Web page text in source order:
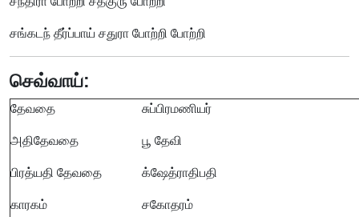
சங்கடந் தீர்ப்பாய் சதுரா போற்றி போற்றி
செவ்வாய்:
தேவதை சுப்பிரமணியர்
அதிதேவதை பூ தேவி
பிரத்யதி தேவதை க்ஷேத்ராதிபதி
காரகம் சகோதரம்